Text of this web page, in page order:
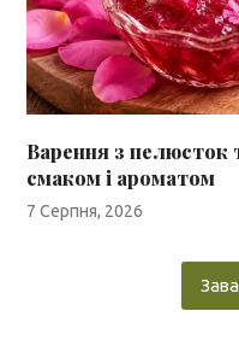
Варення з пелюсток
смаком і ароматом
7 Серпня, 2026